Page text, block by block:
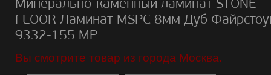
Минерально-каменный ламинат STONE
FLOOR Ламинат MSPC 8мм Дуб
9332-155 MР
Вы смотрите товар из города Москва.